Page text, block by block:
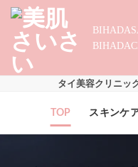
Skip
content
タイ美容クリニッ
TOP スキンケ